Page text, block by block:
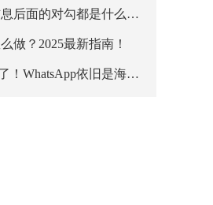
WhatsApp聊天信息后面的对勾都是什么意思？
做？2025最新指南！
外贸最新数据来了！WhatsApp依旧是海外卖家的第一阵地